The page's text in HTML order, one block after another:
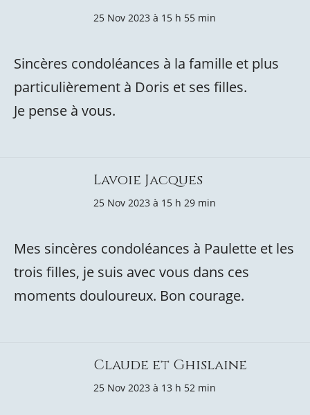
25 Nov 2023 à 15 h 55 min
Sincères condoléances à la famille et plus
particulièrement à Doris et ses filles.
Je pense à vous.
Lavoie Jacques
25 Nov 2023 à 15 h 29 min
Mes sincères condoléances à Paulette et les
trois filles, je suis avec vous dans ces
moments douloureux. Bon courage.
Claude et Ghislaine
25 Nov 2023 à 13 h 52 min